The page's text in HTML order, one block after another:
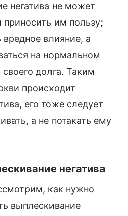
негатива не может
приносить им пользу;
влияние, а
на нормальном
долга. Таким
происходит
его тоже следует
а не потакать ему
негатива
как нужно
выплескивание